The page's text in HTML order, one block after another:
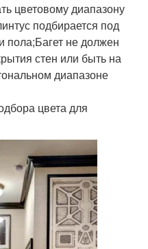
цветовому диапазону
подбирается под
пола;Багет не должен
стен или быть на
диапазоне
цвета для